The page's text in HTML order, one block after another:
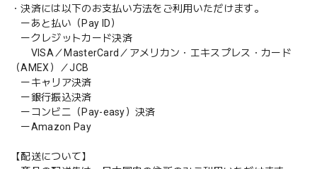
・決済には以下のお支払い方法をご利用いただけます。
ーあと払い（Pay ID）
ークレジットカード決済
VISA／MasterCard／アメリカン・エキスプレス・カード
（AMEX）／JCB
ーキャリア決済
ー銀行振込決済
ーコンビニ（Pay-easy）決済
ーAmazon Pay
【配送について】